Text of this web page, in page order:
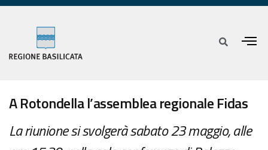
A Rotondella l’assemblea regionale Fidas
La riunione si svolgerà sabato 23 maggio, alle